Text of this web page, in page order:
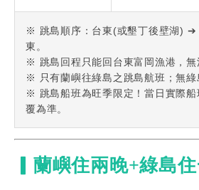
※ 跳島順序：台東(或墾丁後壁湖)
東。
※ 跳島回程只能回台東富岡漁港，無
※ 只有蘭嶼往綠島之跳島航班；無綠
※ 跳島船班為旺季限定！當日實際船
覆為準。
▎蘭嶼住兩晚+綠島